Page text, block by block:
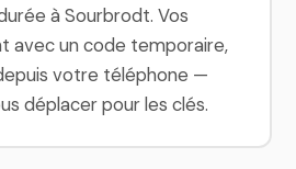
à Sourbrodt. Vos
avec un code temporaire,
votre téléphone —
déplacer pour les clés.